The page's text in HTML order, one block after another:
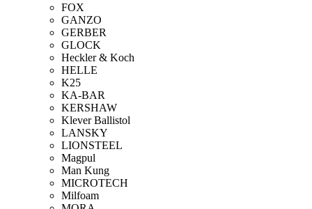
FOX
GANZO
GERBER
GLOCK
Heckler & Koch
HELLE
K25
KA-BAR
KERSHAW
Klever Ballistol
LANSKY
LIONSTEEL
Magpul
Man Kung
MICROTECH
Milfoam